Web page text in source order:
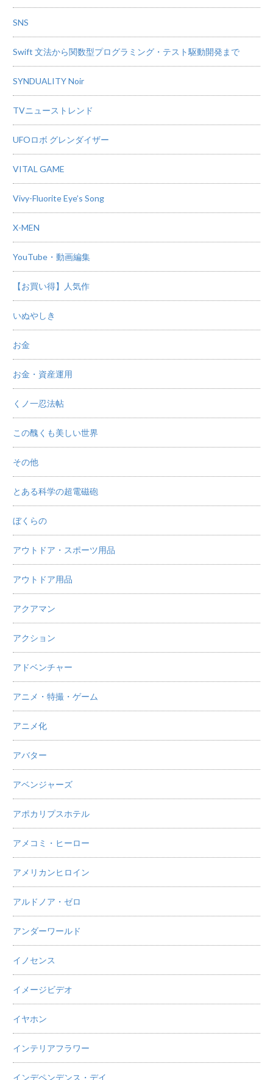
SNS
Swift 文法から関数型プログラミング・テスト駆動開発まで
SYNDUALITY Noir
TVニューストレンド
UFOロボ グレンダイザー
VITAL GAME
Vivy-Fluorite Eye’s Song
X-MEN
YouTube・動画編集
【お買い得】人気作
いぬやしき
お金
お金・資産運用
くノ一忍法帖
この醜くも美しい世界
その他
とある科学の超電磁砲
ぼくらの
アウトドア・スポーツ用品
アウトドア用品
アクアマン
アクション
アドベンチャー
アニメ・特撮・ゲーム
アニメ化
アバター
アベンジャーズ
アポカリプスホテル
アメコミ・ヒーロー
アメリカンヒロイン
アルドノア・ゼロ
アンダーワールド
イノセンス
イメージビデオ
イヤホン
インテリアフラワー
インデペンデンス・デイ